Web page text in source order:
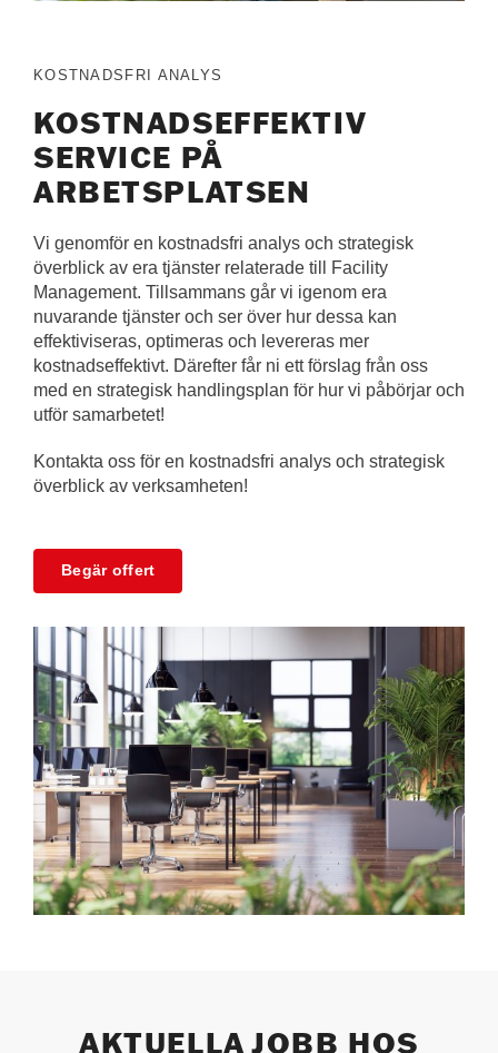
KOSTNADSFRI ANALYS
KOSTNADSEFFEKTIV
SERVICE PÅ
ARBETSPLATSEN
Vi genomför en kostnadsfri analys och strategisk
överblick av era tjänster relaterade till Facility
Management. Tillsammans går vi igenom era
nuvarande tjänster och ser över hur dessa kan
effektiviseras, optimeras och levereras mer
kostnadseffektivt. Därefter får ni ett förslag från oss
med en strategisk handlingsplan för hur vi påbörjar och
utför samarbetet!
Kontakta oss för en kostnadsfri analys och strategisk
överblick av verksamheten!
Begär offert
AKTUELLA JOBB HOS